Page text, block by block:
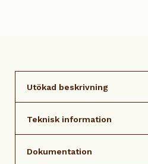
Utökad beskrivning
Teknisk information
Dokumentation